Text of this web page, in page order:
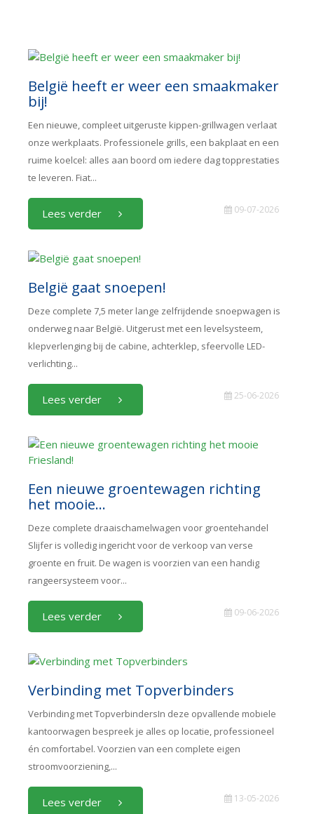
België heeft er weer een smaakmaker
bij!
Een nieuwe, compleet uitgeruste kippen-grillwagen verlaat
onze werkplaats. Professionele grills, een bakplaat en een
ruime koelcel: alles aan boord om iedere dag topprestaties
te leveren. Fiat...
Lees verder 09-07-2026
België gaat snoepen!
Deze complete 7,5 meter lange zelfrijdende snoepwagen is
onderweg naar België. Uitgerust met een levelsysteem,
klepverlenging bij de cabine, achterklep, sfeervolle LED-
verlichting...
Lees verder 25-06-2026
Een nieuwe groentewagen richting
het mooie...
Deze complete draaischamelwagen voor groentehandel
Slijfer is volledig ingericht voor de verkoop van verse
groente en fruit. De wagen is voorzien van een handig
rangeersysteem voor...
Lees verder 09-06-2026
Verbinding met Topverbinders
Verbinding met TopverbindersIn deze opvallende mobiele
kantoorwagen bespreek je alles op locatie, professioneel
én comfortabel. Voorzien van een complete eigen
stroomvoorziening,...
Lees verder 13-05-2026